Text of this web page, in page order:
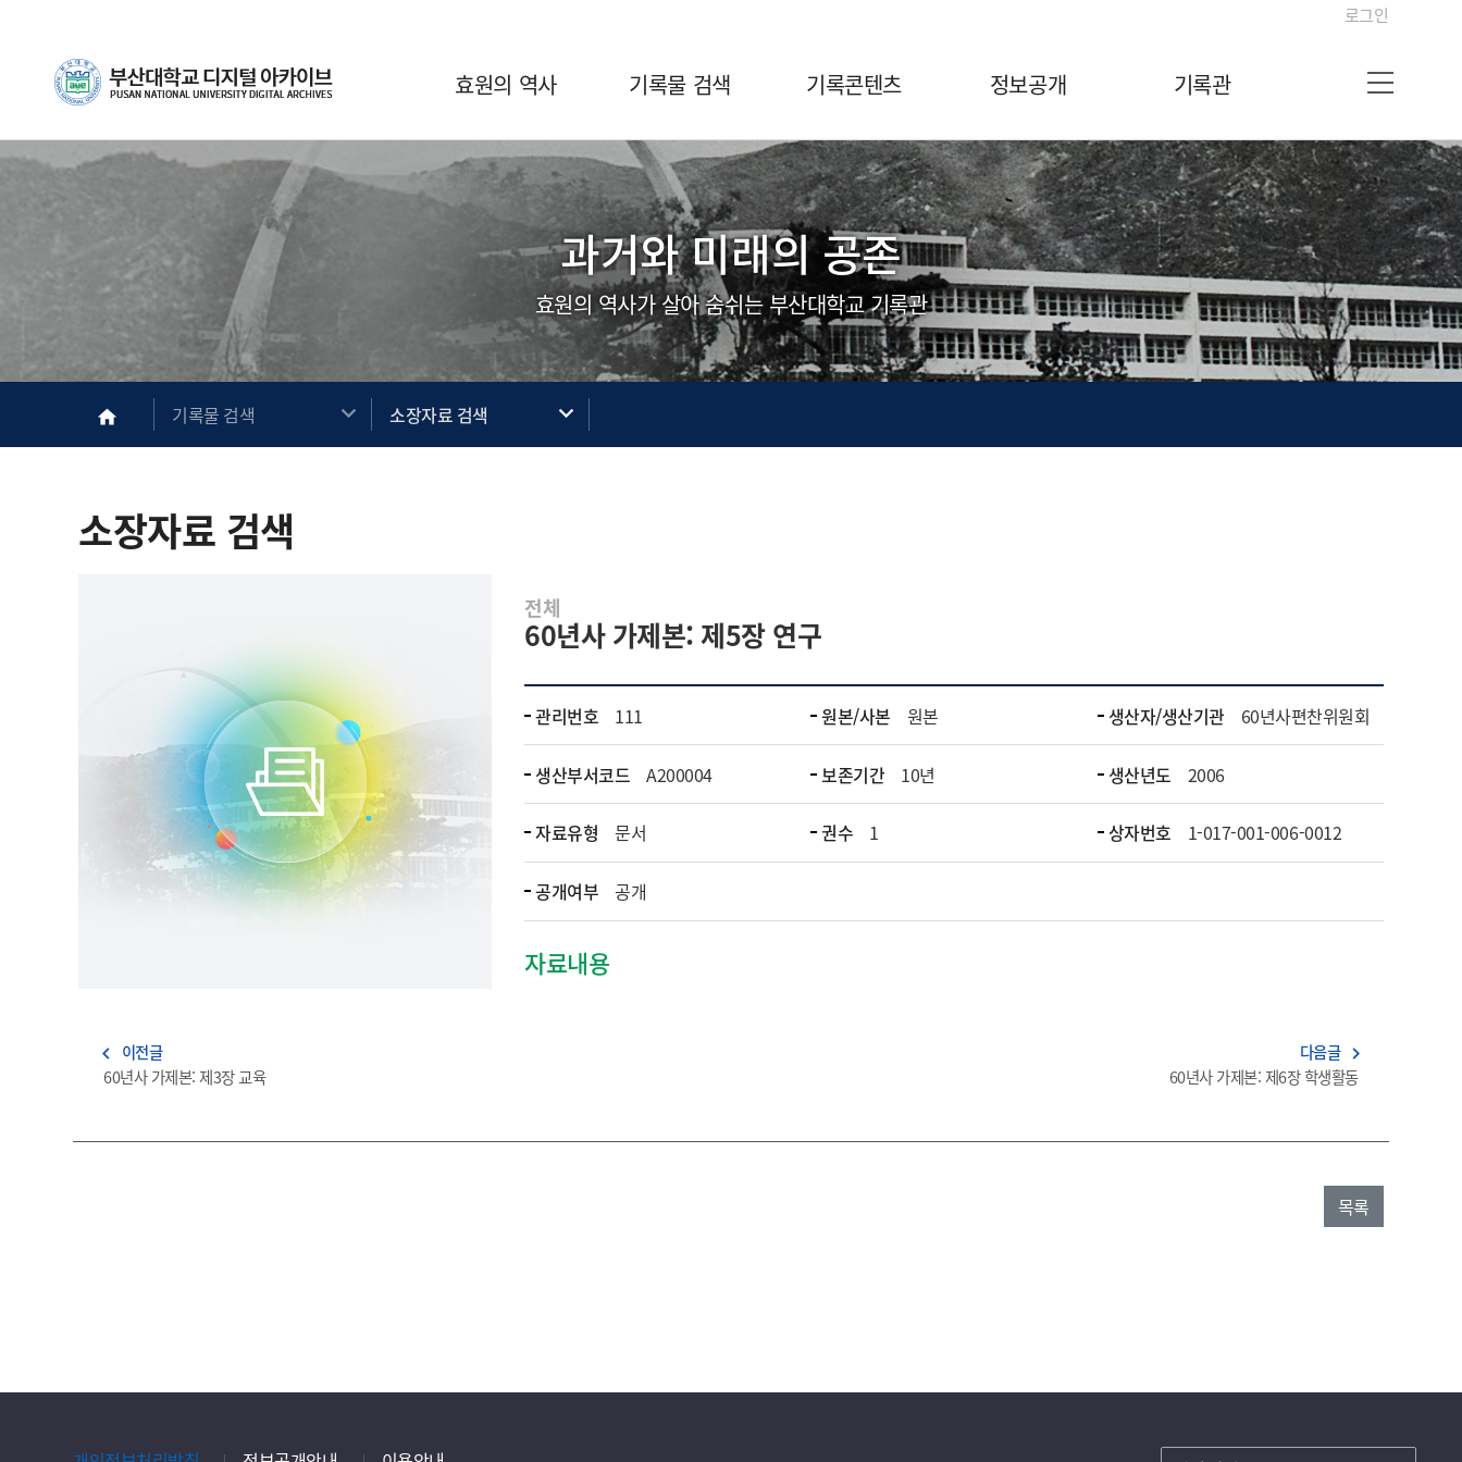
로그인
효원의 역사 기록물 검색 기록콘텐츠 정보공개 기록관 사이트맵
과거와 미래의 공존
효원의 역사가 살아 숨쉬는 부산대학교 기록관
home 기록물 검색 소장자료 검색
소장자료 검색
전체
60년사 가제본: 제5장 연구
관리번호 111 원본/사본 원본 생산자/생산기관 60년사편찬위원회
생산부서코드 A200004 보존기간 10년 생산년도 2006
자료유형 문서 권수 1 상자번호 1-017-001-006-0012
공개여부 공개
자료내용
navigate_before 이전글
60년사 가제본: 제3장 교육
다음글 navigate_next
60년사 가제본: 제6장 학생활동
목록